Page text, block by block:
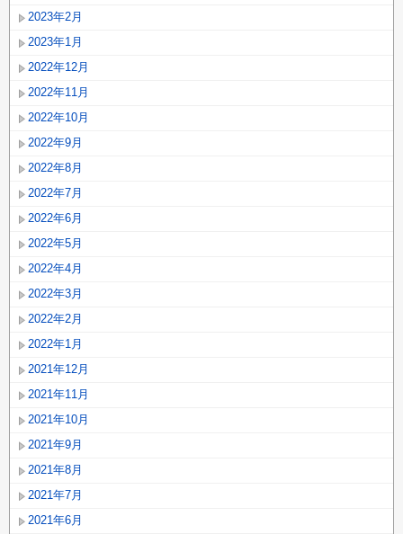
2023年2月
2023年1月
2022年12月
2022年11月
2022年10月
2022年9月
2022年8月
2022年7月
2022年6月
2022年5月
2022年4月
2022年3月
2022年2月
2022年1月
2021年12月
2021年11月
2021年10月
2021年9月
2021年8月
2021年7月
2021年6月